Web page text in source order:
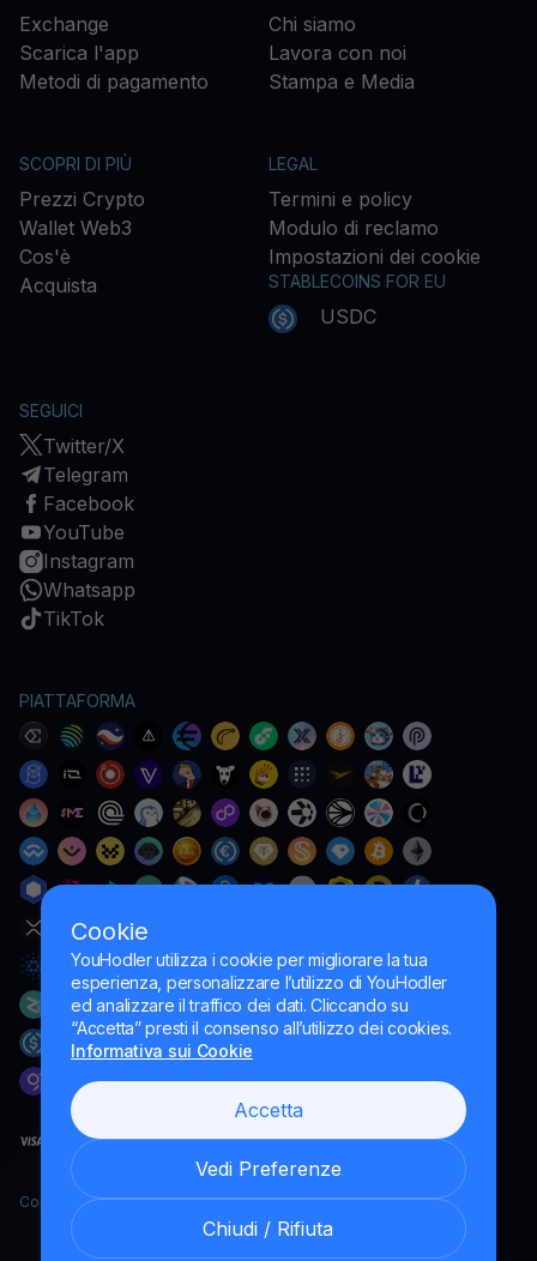
Cookie
YouHodler utilizza i cookie per migliorare la tua
esperienza, personalizzare l’utilizzo di YouHodler
ed analizzare il traffico dei dati. Cliccando su
“Accetta” presti il consenso all’utilizzo dei cookies.
Informativa sui Cookie
Accetta
Vedi Preferenze
Chiudi / Rifiuta
Exchange
Scarica l'app
Metodi di pagamento
Chi siamo
Lavora con noi
Stampa e Media
SCOPRI DI PIÙ
Prezzi Crypto
Wallet Web3
Cos'è
Acquista
LEGAL
Termini e policy
Modulo di reclamo
Impostazioni dei cookie
STABLECOINS FOR EU
USDC
SEGUICI
Twitter/X
Telegram
Facebook
YouTube
Instagram
Whatsapp
TikTok
PIATTAFORMA
Copyright YouHodler, 2026.